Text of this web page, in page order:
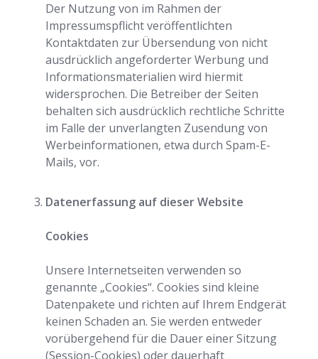
Der Nutzung von im Rahmen der
Impressumspflicht veröffentlichten
Kontaktdaten zur Übersendung von nicht
ausdrücklich angeforderter Werbung und
Informationsmaterialien wird hiermit
widersprochen. Die Betreiber der Seiten
behalten sich ausdrücklich rechtliche Schritte
im Falle der unverlangten Zusendung von
Werbeinformationen, etwa durch Spam-E-
Mails, vor.
Datenerfassung auf dieser Website
Cookies
Unsere Internetseiten verwenden so
genannte „Cookies“. Cookies sind kleine
Datenpakete und richten auf Ihrem Endgerät
keinen Schaden an. Sie werden entweder
vorübergehend für die Dauer einer Sitzung
(Session-Cookies) oder dauerhaft